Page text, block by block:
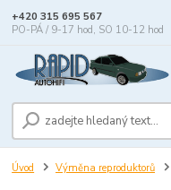
+420 315 695 567
PO-PÁ / 9-17 hod, SO 10-12 hod
Úvod Výměna reproduktorů